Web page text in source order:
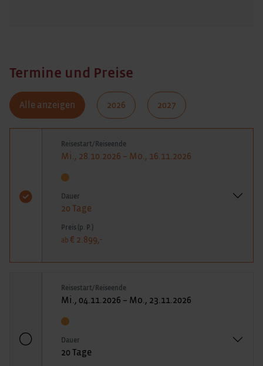
Termine und Preise
Alle anzeigen 2026 2027
Reisestart/Reiseende
Mi., 28.10.2026 – Mo., 16.11.2026
Dauer
20 Tage
Preis (p. P.)
ab € 2.899,-
Reisestart/Reiseende
Mi., 04.11.2026 – Mo., 23.11.2026
Dauer
20 Tage